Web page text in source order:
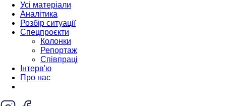
Усі матеріали
Аналітика
Розбір ситуації
Спецпроєкти
Колонки
Репортаж
Співпраці
Інтерв'ю
Про нас